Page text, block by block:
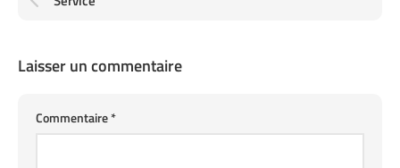
Laisser un commentaire
Commentaire*